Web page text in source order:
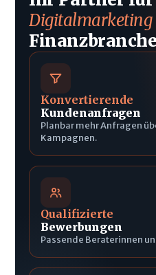
Digitalmarketing
Konvertierende
Kundenanfragen
Planbar mehr Anfragen
Kampagnen.
Qualifizierte
Bewerbungen
Passende Beraterinnen